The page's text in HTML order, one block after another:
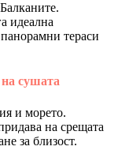
идеална
тераси
сушата
и морето.
на срещата
за близост.